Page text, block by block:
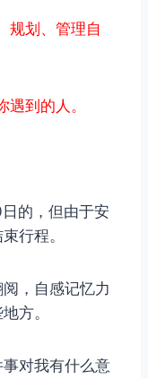
划、管理自
到的人。
的，但由于安
行程。
，自感记忆力
方。
对我有什么意